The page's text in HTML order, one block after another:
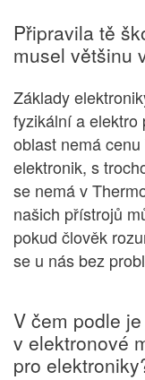
Připravila tě
musel většinu
Základy
fyzikální a elektro
oblast nemá
elektronik, s
se nemá v
našich přístrojů
pokud člověk
se u nás bez
V čem podle
v elektronové
pro